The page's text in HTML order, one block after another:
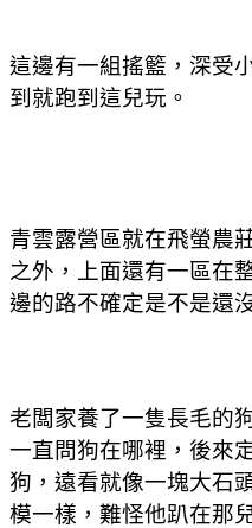
這邊有一組搖籃，深受
到就跑到這兒玩。
青雲露營區就在飛螢農
之外，上面還有一區在
邊的路不確定是不是還
老闆家養了一隻長毛的
一直問狗在哪裡，後來
狗，遠看就像一塊大石
模一樣，難怪他趴在那